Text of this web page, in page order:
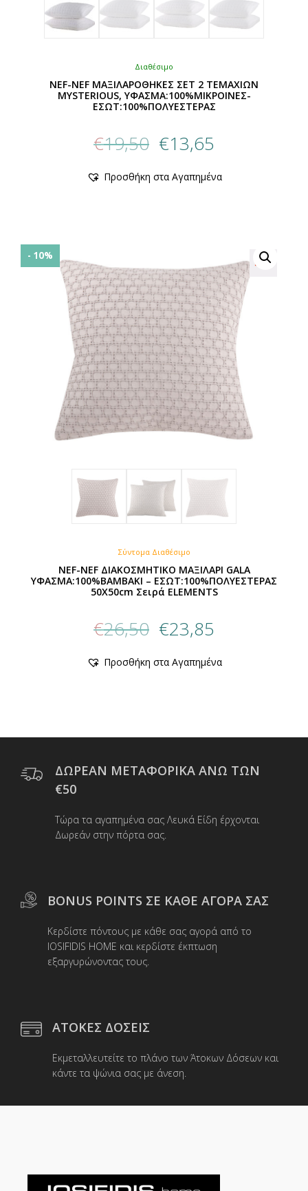
Διαθέσιμο
NEF-NEF ΜΑΞΙΛΑΡΟΘΗΚΕΣ ΣΕΤ 2 ΤΕΜΑΧΙΩΝ
MYSTERIOUS, ΥΦΑΣΜΑ:100%ΜIΚΡΟΙΝΕΣ-
ΕΣΩΤ:100%ΠΟΛΥΕΣΤΕΡΑΣ
€19,50
price
€19,50.
€13,65
είναι:
το
επιλογές
μπορούν
να
επιλεγούν
στη
σελίδα
του
προϊόντος
Προσθήκη στα Αγαπημένα
- 10%
Σύντομα Διαθέσιμο
NEF-NEF ΔΙΑΚΟΣΜΗΤΙΚΟ ΜΑΞΙΛΑΡΙ GALA
ΥΦΑΣΜΑ:100%ΒΑΜΒΑΚΙ – ΕΣΩΤ:100%ΠΟΛΥΕΣΤΕΡΑΣ
50X50cm Σειρά ELEMENTS
€26,50
price
€26,50.
€23,85
είναι:
Προσθήκη στα Αγαπημένα
ΔΩΡΕΑΝ ΜΕΤΑΦΟΡΙΚΑ ΑΝΩ ΤΩΝ
€50
Τώρα τα αγαπημένα σας Λευκά Είδη έρχονται
Δωρεάν στην πόρτα σας.
BONUS POINTS ΣΕ ΚΑΘΕ ΑΓΟΡΑ ΣΑΣ
Κερδίστε πόντους με κάθε σας αγορά από το
IOSIFIDIS HOME και κερδίστε έκπτωση
εξαργυρώνοντας τους.
ΑΤΟΚΕΣ ΔΟΣΕΙΣ
Εκμεταλλευτείτε το πλάνο των Άτοκων Δόσεων και
κάντε τα ψώνια σας με άνεση.